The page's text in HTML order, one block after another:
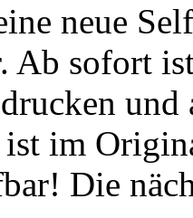
neue
Ab sofort
im
Die